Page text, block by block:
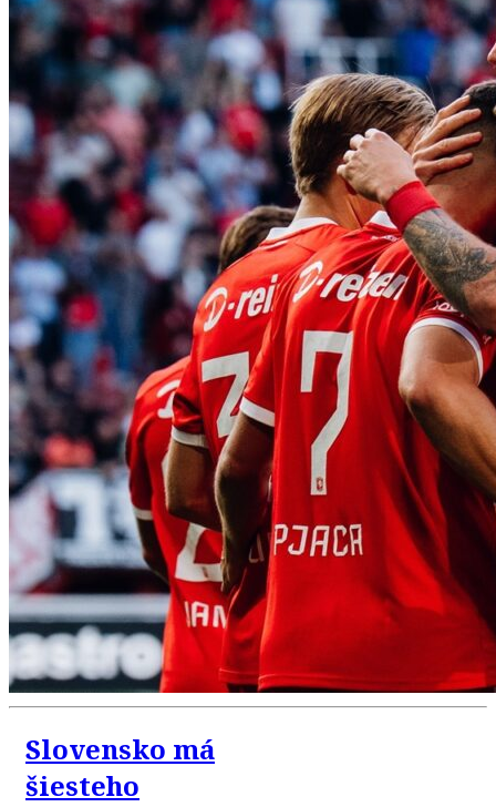
Slovensko má
šiesteho